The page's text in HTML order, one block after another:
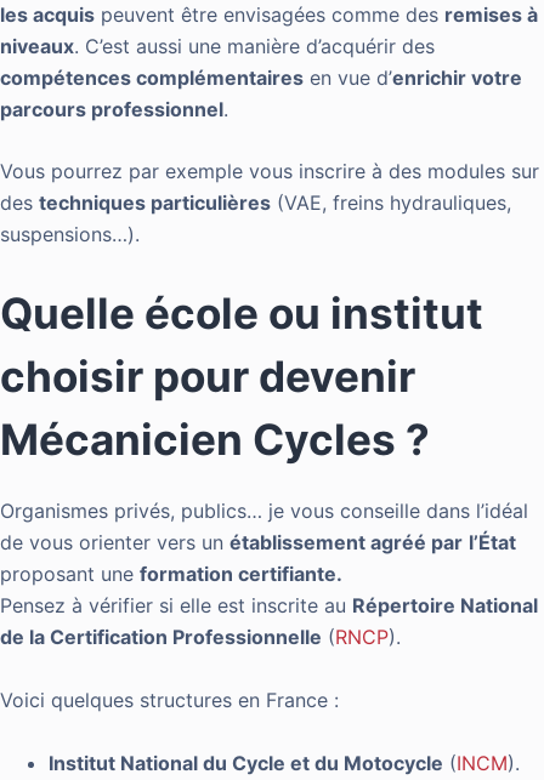
les acquis peuvent être envisagées comme des remises à
niveaux. C’est aussi une manière d’acquérir des
compétences complémentaires en vue d’enrichir votre
parcours professionnel.
Vous pourrez par exemple vous inscrire à des modules sur
des techniques particulières (VAE, freins hydrauliques,
suspensions…).
Quelle école ou institut
choisir pour devenir
Mécanicien Cycles ?
Organismes privés, publics… je vous conseille dans l’idéal
de vous orienter vers un établissement agréé par l’État
proposant une formation certifiante.
Pensez à vérifier si elle est inscrite au Répertoire National
de la Certification Professionnelle (RNCP).
Voici quelques structures en France :
Institut National du Cycle et du Motocycle (INCM).